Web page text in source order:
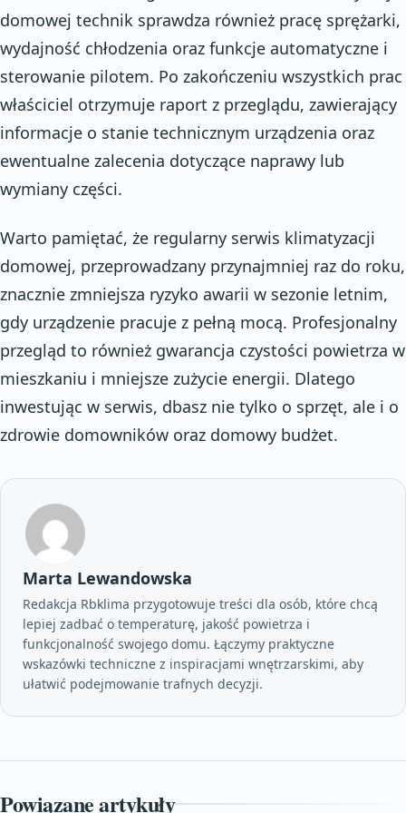
domowej technik sprawdza również pracę sprężarki,
wydajność chłodzenia oraz funkcje automatyczne i
sterowanie pilotem. Po zakończeniu wszystkich prac
właściciel otrzymuje raport z przeglądu, zawierający
informacje o stanie technicznym urządzenia oraz
ewentualne zalecenia dotyczące naprawy lub
wymiany części.
Warto pamiętać, że regularny serwis klimatyzacji
domowej, przeprowadzany przynajmniej raz do roku,
znacznie zmniejsza ryzyko awarii w sezonie letnim,
gdy urządzenie pracuje z pełną mocą. Profesjonalny
przegląd to również gwarancja czystości powietrza w
mieszkaniu i mniejsze zużycie energii. Dlatego
inwestując w serwis, dbasz nie tylko o sprzęt, ale i o
zdrowie domowników oraz domowy budżet.
Marta Lewandowska
Redakcja Rbklima przygotowuje treści dla osób, które chcą
lepiej zadbać o temperaturę, jakość powietrza i
funkcjonalność swojego domu. Łączymy praktyczne
wskazówki techniczne z inspiracjami wnętrzarskimi, aby
ułatwić podejmowanie trafnych decyzji.
Powiązane artykuły